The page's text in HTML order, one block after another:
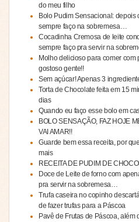
do meu filho
Bolo Pudim Sensacional: depois
sempre faço na sobremesa…
Cocadinha Cremosa de leite
sempre faço pra servir na
Molho delicioso para comer com
gostoso gente!!
Sem açúcar! Apenas 3
Torta de Chocolate feita em 15
dias
Quando eu faço esse bolo em
BOLO SENSAÇÃO, FAZ HOJE
VAI AMAR!!
Guarde bem essa receita, por
mais
RECEITA DE PUDIM DE
Doce de Leite de forno com
pra servir na sobremesa…
Trufa caseira no copinho
de fazer trufas para a Páscoa
Pavê de Frutas de Páscoa,